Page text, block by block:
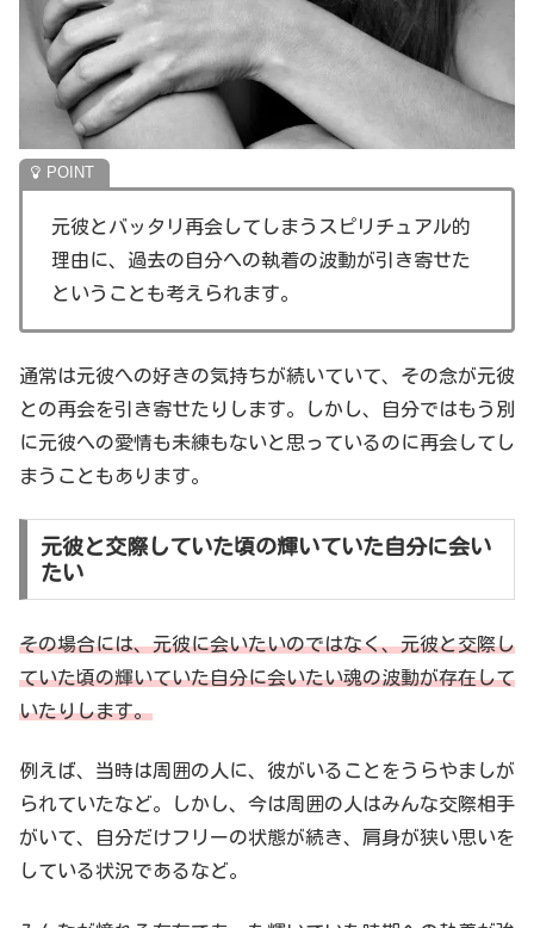
元彼とバッタリ再会してしまうスピリチュアル的
理由に、過去の自分への執着の波動が引き寄せた
ということも考えられます。
通常は元彼への好きの気持ちが続いていて、その念が元彼
との再会を引き寄せたりします。しかし、自分ではもう別
に元彼への愛情も未練もないと思っているのに再会してし
まうこともあります。
元彼と交際していた頃の輝いていた自分に会い
たい
その場合には、元彼に会いたいのではなく、元彼と交際し
ていた頃の輝いていた自分に会いたい魂の波動が存在して
いたりします。
例えば、当時は周囲の人に、彼がいることをうらやましが
られていたなど。しかし、今は周囲の人はみんな交際相手
がいて、自分だけフリーの状態が続き、肩身が狭い思いを
している状況であるなど。